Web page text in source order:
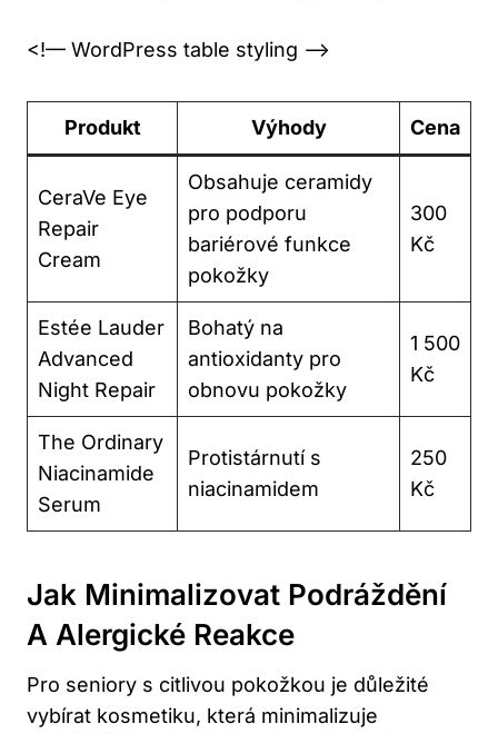
<!–– WordPress table styling ––>
Produkt Výhody Cena
CeraVe Eye
Repair
Cream
Obsahuje ceramidy
pro podporu
bariérové funkce
pokožky
300
Kč
Estée Lauder
Advanced
Night Repair
Bohatý na
antioxidanty pro
obnovu pokožky
1 500
Kč
The Ordinary
Niacinamide
Serum
Protistárnutí s
niacinamidem
250
Kč
Jak Minimalizovat Podráždění
A Alergické Reakce
Pro seniory s citlivou pokožkou je důležité
vybírat kosmetiku, která minimalizuje